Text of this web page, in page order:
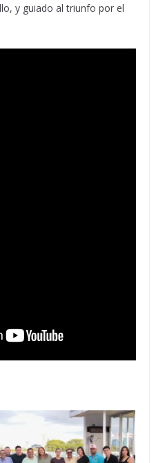
y guiado al triunfo por el